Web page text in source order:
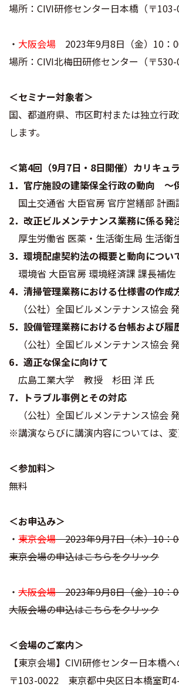
場所：CIVI研修センター日本橋（〒
・ 大阪会場 2023年9月8日（金）10：
場所：CIVI北梅田研修センター（〒
＜セミナー対象者＞
国、都道府県、市区町村または独立行
します。
＜第4回（9月7日・8日開催）カリキュ
1．官庁施設の建築保全行政の動向 ～
国土交通省 大臣官房 官庁営繕部 計
2．改正ビルメンテナンス業務に係る
厚生労働省 医薬・生活衛生局 生活
3．環境配慮契約法の概要と動向につい
環境省 大臣官房 環境経済課 課長補
4．清掃管理業務における仕様書の作成
（公社）全国ビルメンテナンス協会
5．設備管理業務における台帳および履
（公社）全国ビルメンテナンス協会
6．適正な保全に向けて
広島工業大学 教授 杉田 洋 氏
7．トラブル事例とその対応
（公社）全国ビルメンテナンス協会
※講演ならびに講演内容については、変
＜参加料＞
無料
＜お申込み＞
・ 東京会場2023年9月7日（木）10：
東京会場の申込はこちらをクリック
・ 大阪会場2023年9月8日（金）10：
大阪会場の申込はこちらをクリック
＜会場のご案内＞
【東京会場】CIVI研修センター日本橋
〒103-0022 東京都中央区日本橋室町